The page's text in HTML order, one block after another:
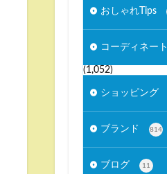
おしゃれTips
コーディネート
(1,052)
ショッピング
ブランド 814
ブログ 11